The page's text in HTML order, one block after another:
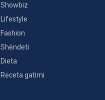
Showbiz
Lifestyle
Fashion
Shëndeti
Dieta
Receta gatimi